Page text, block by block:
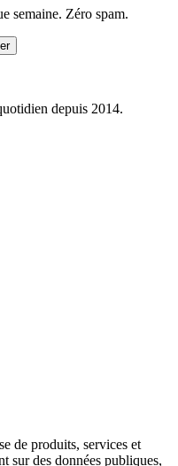
semaine. Zéro spam.
depuis 2014.
de produits, services et
sur des données publiques,